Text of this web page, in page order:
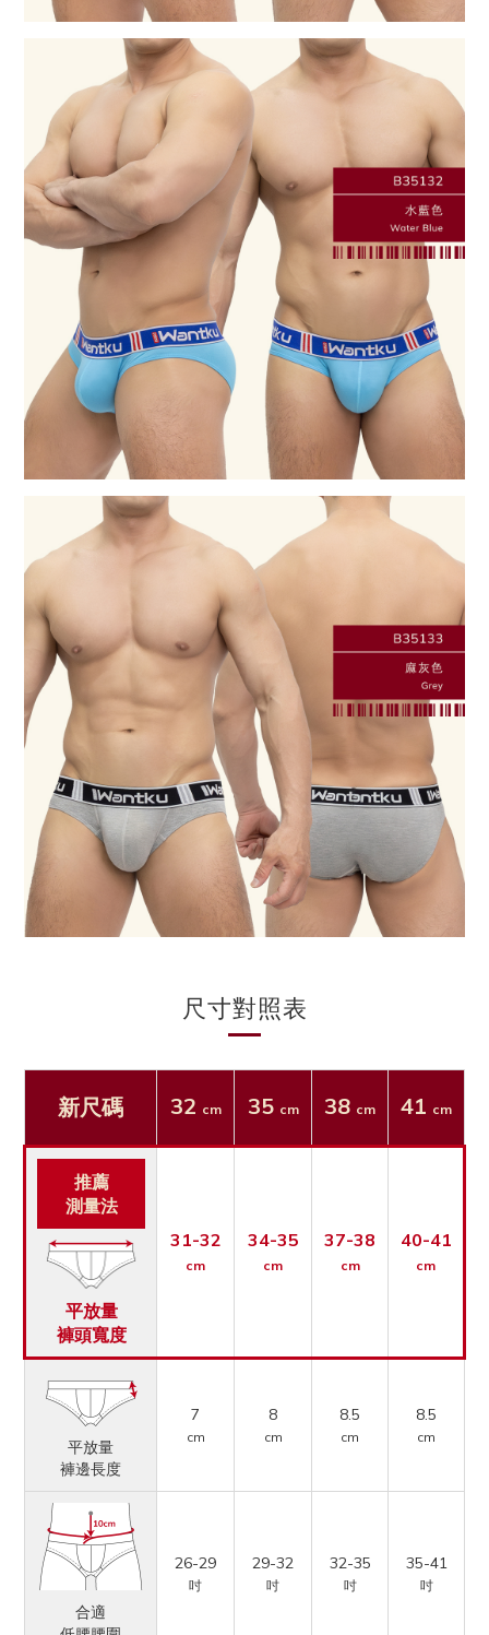
尺寸對照表
新尺碼 32 cm 35 cm 38 cm 41 cm
推薦
測量法
平放量
褲頭寬度
31-32
cm
34-35
cm
37-38
cm
40-41
cm
平放量
褲邊長度
7
cm
8
cm
8.5
cm
8.5
cm
合適
26-29
吋
29-32
吋
32-35
吋
35-41
吋